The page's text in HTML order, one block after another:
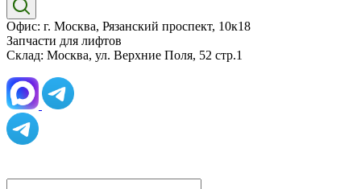
Офис: г. Москва, Рязанский проспект, 10к18
Запчасти для лифтов
Склад: Москва, ул. Верхние Поля, 52 стр.1